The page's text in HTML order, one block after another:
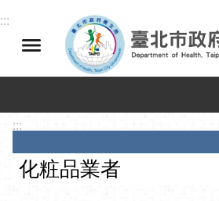
跳到主要內容區塊
:::
:::
化粧品業者